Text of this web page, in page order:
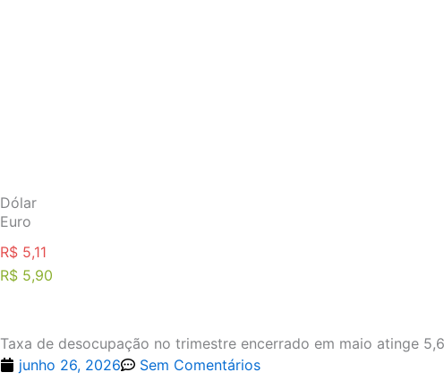
Dólar
Euro
R$ 5,11
R$ 5,90
Taxa de desocupação no trimestre encerrado em maio atinge
junho 26, 2026
Sem Comentários